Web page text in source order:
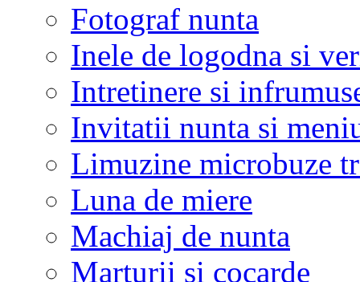
Fotograf nunta
Inele de logodna si
Intretinere si
Invitatii nunta si
Limuzine microbuze
Luna de miere
Machiaj de nunta
Marturii si cocarde